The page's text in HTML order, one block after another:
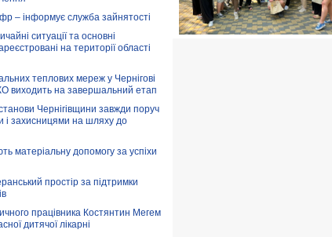
– інформує служба зайнятості
ситуації та основні
на території області
теплових мереж у Чернігові
виходить на завершальний етап
Чернігівщини завжди поруч
і захисницями на шляху до
матеріальну допомогу за успіхи
простір за підтримки
працівника Костянтин Мегем
дитячої лікарні